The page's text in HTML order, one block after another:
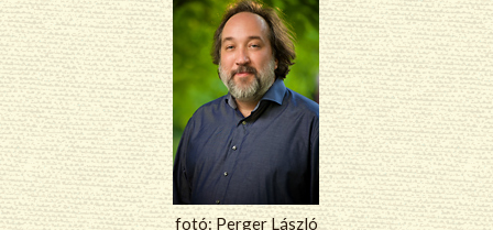
fotó: Perger László